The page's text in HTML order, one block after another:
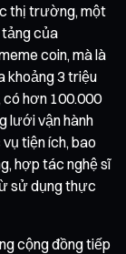
thị trường, một
tảng của
coin, mà là
khoảng 3 triệu
có hơn 100.000
lưới vận hành
tiện ích, bao
hợp tác nghệ sĩ
sử dụng thực
cộng đồng tiếp